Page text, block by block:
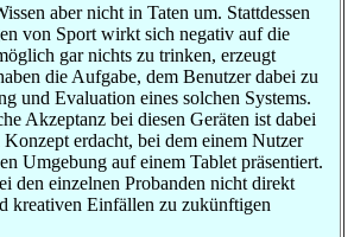
aber nicht in Taten um. Stattdessen
von Sport wirkt sich negativ auf die
gar nichts zu trinken, erzeugt
die Aufgabe, dem Benutzer dabei zu
und Evaluation eines solchen Systems.
Akzeptanz bei diesen Geräten ist dabei
erdacht, bei dem einem Nutzer
Umgebung auf einem Tablet präsentiert.
den einzelnen Probanden nicht direkt
kreativen Einfällen zu zukünftigen